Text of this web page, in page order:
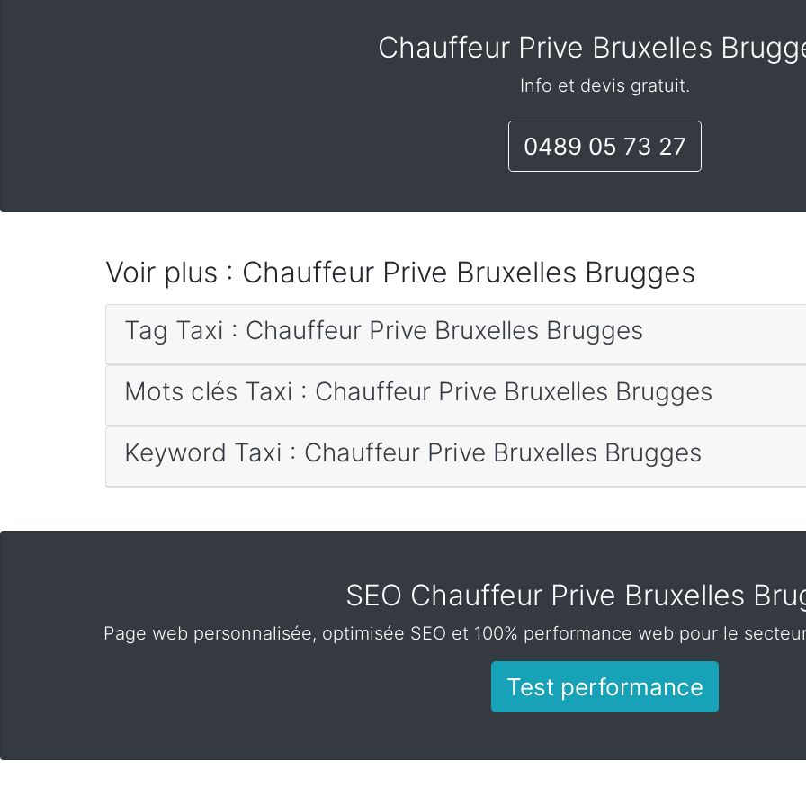
Chauffeur Prive Bruxelles
Info et devis gratuit.
0489 05 73 27
Voir plus : Chauffeur Prive Bruxelles Brugges
Tag Taxi : Chauffeur Prive Bruxelles Brugges
Mots clés Taxi : Chauffeur Prive Bruxelles Brugges
Keyword Taxi : Chauffeur Prive Bruxelles Brugges
SEO Chauffeur Prive Bruxelles
Page web personnalisée, optimisée SEO et 100% performance web pour le